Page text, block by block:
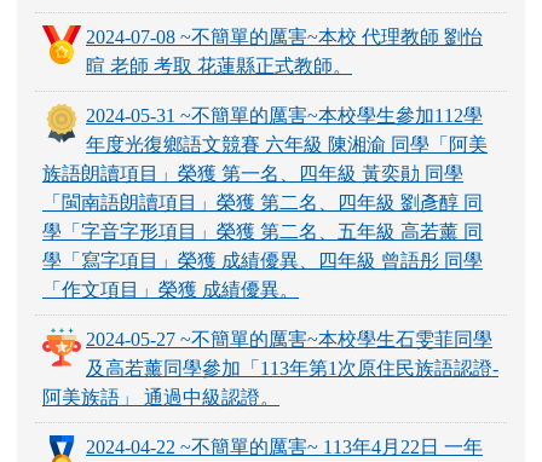
2024-07-08 ~不簡單的厲害~本校 代理教師 劉怡
暄 老師 考取 花蓮縣正式教師。
2024-05-31 ~不簡單的厲害~本校學生參加112學
年度光復鄉語文競賽 六年級 陳湘渝 同學「阿美
族語朗讀項目」榮獲 第一名、四年級 黃奕勛 同學
「閩南語朗讀項目」榮獲 第二名、四年級 劉彥醇 同
學「字音字形項目」榮獲 第二名、五年級 高若薰 同
學「寫字項目」榮獲 成績優異、四年級 曾語彤 同學
「作文項目」榮獲 成績優異。
2024-05-27 ~不簡單的厲害~本校學生石雯菲同學
及高若薰同學參加「113年第1次原住民族語認證-
阿美族語」 通過中級認證。
2024-04-22 ~不簡單的厲害~ 113年4月22日 一年